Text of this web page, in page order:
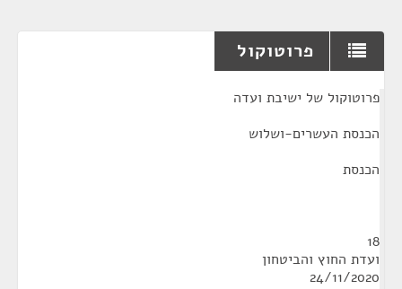
פרוטוקול
פרוטוקול של ישיבת ועדה
הכנסת העשרים-ושלוש
הכנסת
18
ועדת החוץ והביטחון
24/11/2020